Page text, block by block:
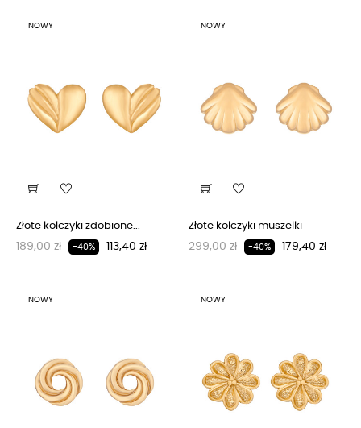
NOWY
Złote kolczyki zdobione...
Regularna cena
189,00 zł -40% Cena
113,40 zł
NOWY
Złote kolczyki muszelki
Regularna cena
299,00 zł -40% Cena
179,40 zł
NOWY NOWY